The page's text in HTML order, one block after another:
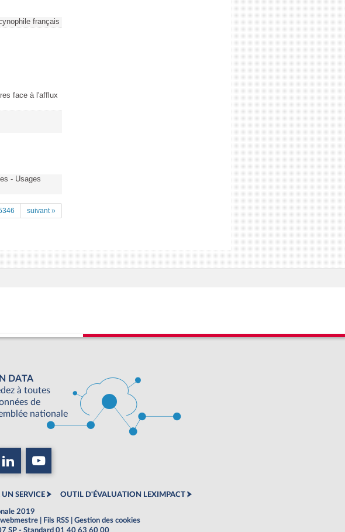
français
face à l'afflux
- Usages
suivant »
DATA
à toutes
de
nationale
SERVICE OUTIL D'ÉVALUATION LEXIMPACT
2019
Fils RSS
Gestion des cookies
SP - Standard 01 40 63 60 00